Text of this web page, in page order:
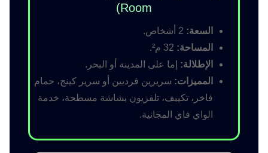
Room)
السعة:
المساحة:
الإطلالة: إما على المدينة أو البحر.
المميزات: سريرين فرديين أو سرير كينج، حمام
فاخر، تكييف، تلفزيون بشاشة مسطحة، خدمة
الواي فاي المجانية.